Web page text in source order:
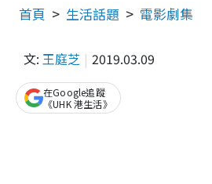
首頁 生活話題 電影劇集
文: 王庭芝 2019.03.09
在Google追蹤
《UHK 港生活》